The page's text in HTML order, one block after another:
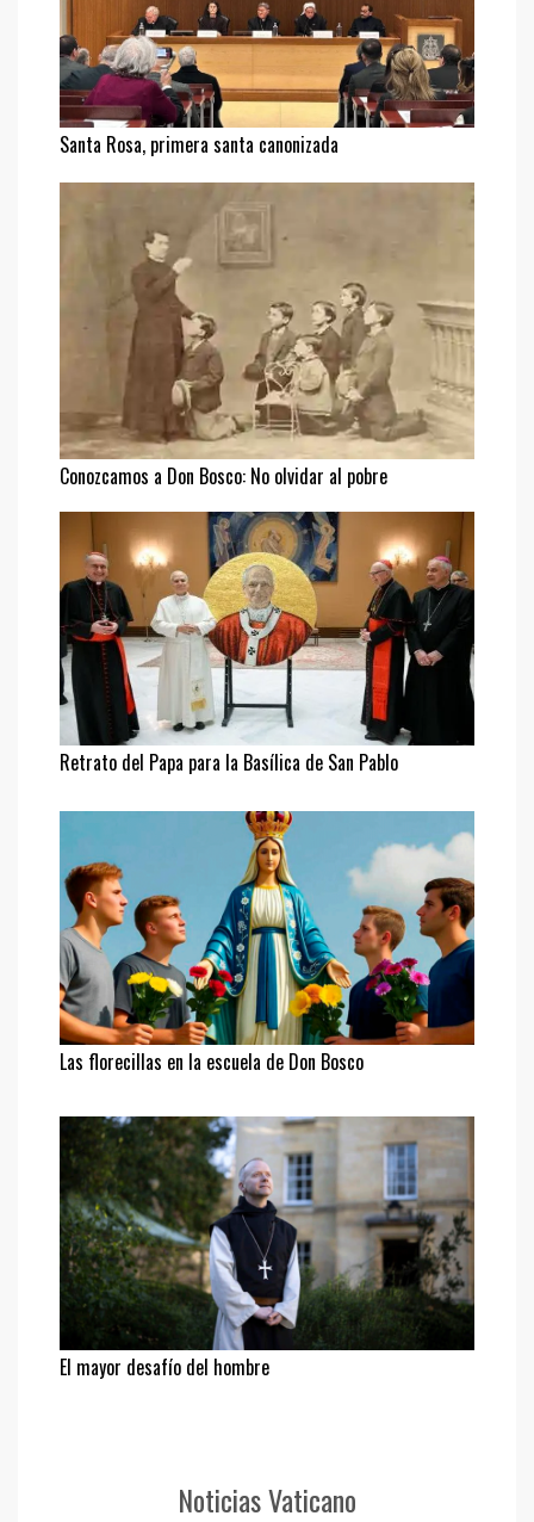
Santa Rosa, primera santa canonizada
Conozcamos a Don Bosco: No olvidar al pobre
Retrato del Papa para la Basílica de San Pablo
Las florecillas en la escuela de Don Bosco
El mayor desafío del hombre
Noticias Vaticano